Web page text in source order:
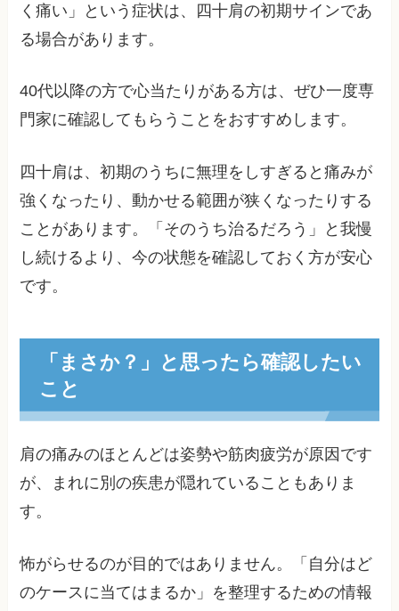
く痛い」という症状は、四十肩の初期サインであ
る場合があります。
40代以降の方で心当たりがある方は、ぜひ一度専
門家に確認してもらうことをおすすめします。
四十肩は、初期のうちに無理をしすぎると痛みが
強くなったり、動かせる範囲が狭くなったりする
ことがあります。「そのうち治るだろう」と我慢
し続けるより、今の状態を確認しておく方が安心
です。
「まさか？」と思ったら確認したい
こと
肩の痛みのほとんどは姿勢や筋肉疲労が原因です
が、まれに別の疾患が隠れていることもありま
す。
怖がらせるのが目的ではありません。「自分はど
のケースに当てはまるか」を整理するための情報